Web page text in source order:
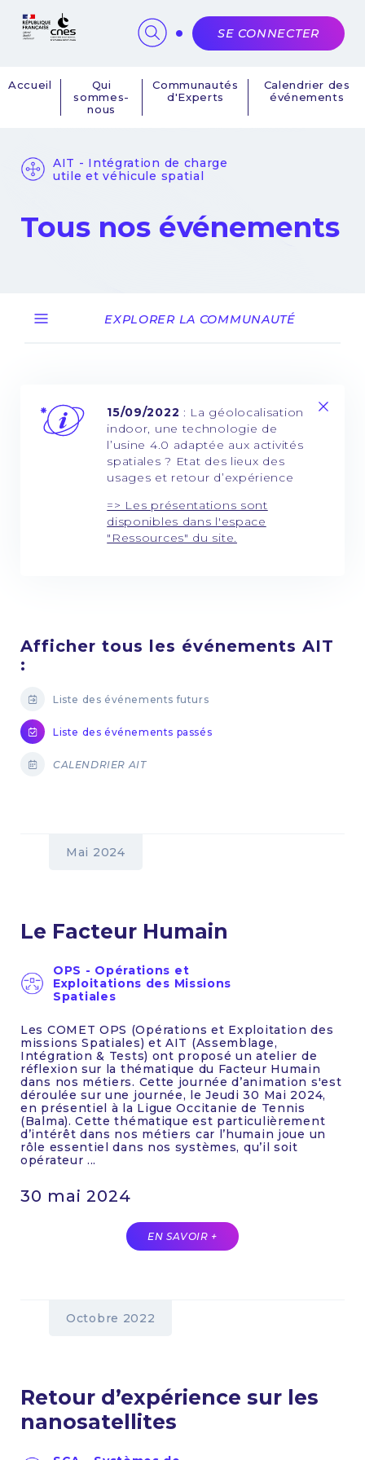
Navigation
Accueil
Qui
sommes-
nous
Communautés
d'Experts
Calendrier des
événements
SE CONNECTER
AIT - Intégration de charge
utile et véhicule spatial
Tous nos événements
EXPLORER LA COMMUNAUTÉ
15/09/2022 : La géolocalisation
indoor, une technologie de
l’usine 4.0 adaptée aux activités
spatiales ? Etat des lieux des
usages et retour d’expérience
=> Les présentations sont
disponibles dans l'espace
"Ressources" du site.
Afficher tous les événements AIT
:
Liste des événements futurs
Liste des événements passés
CALENDRIER AIT
Mai 2024
30 mai 2024
Le Facteur Humain
OPS - Opérations et
Exploitations des Missions
Spatiales
Les COMET OPS (Opérations et Exploitation des
missions Spatiales) et AIT (Assemblage,
Intégration & Tests) ont proposé un atelier de
réflexion sur la thématique du Facteur Humain
dans nos métiers. Cette journée d’animation s'est
déroulée sur une journée, le Jeudi 30 Mai 2024,
en présentiel à la Ligue Occitanie de Tennis
(Balma). Cette thématique est particulièrement
d’intérêt dans nos métiers car l’humain joue un
rôle essentiel dans nos systèmes, qu’il soit
opérateur ...
EN SAVOIR +
Octobre 2022
Retour d’expérience sur les
nanosatellites